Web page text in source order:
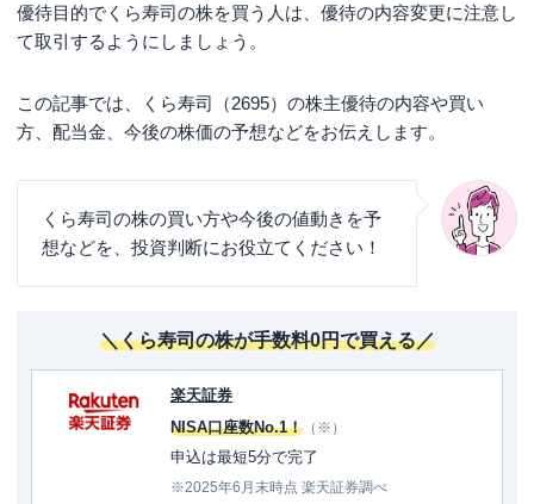
優待目的でくら寿司の株を買う人は、優待の内容変更に注意し
て取引するようにしましょう。
この記事では、くら寿司（2695）の株主優待の内容や買い
方、配当金、今後の株価の予想などをお伝えします。
くら寿司の株の買い方や今後の値動きを予
想などを、投資判断にお役立てください！
＼くら寿司の株が手数料0円で買える／
楽天証券
NISA口座数No.1！ （※）
申込は最短5分で完了
※2025年6月末時点 楽天証券調べ